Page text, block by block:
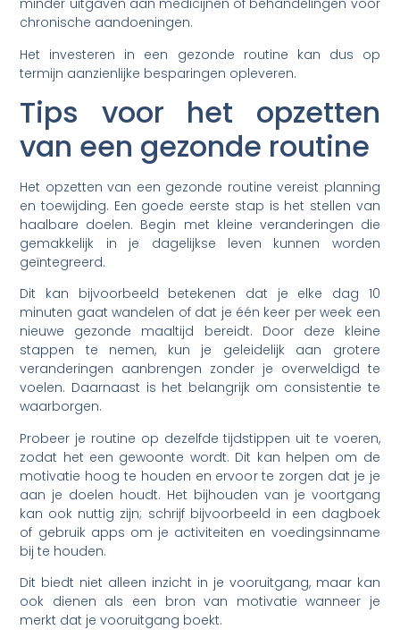
minder uitgaven aan medicijnen of behandelingen voor
chronische aandoeningen.
Het investeren in een gezonde routine kan dus op
termijn aanzienlijke besparingen opleveren.
Tips voor het opzetten
van een gezonde routine
Het opzetten van een gezonde routine vereist planning
en toewijding. Een goede eerste stap is het stellen van
haalbare doelen. Begin met kleine veranderingen die
gemakkelijk in je dagelijkse leven kunnen worden
geïntegreerd.
Dit kan bijvoorbeeld betekenen dat je elke dag 10
minuten gaat wandelen of dat je één keer per week een
nieuwe gezonde maaltijd bereidt. Door deze kleine
stappen te nemen, kun je geleidelijk aan grotere
veranderingen aanbrengen zonder je overweldigd te
voelen. Daarnaast is het belangrijk om consistentie te
waarborgen.
Probeer je routine op dezelfde tijdstippen uit te voeren,
zodat het een gewoonte wordt. Dit kan helpen om de
motivatie hoog te houden en ervoor te zorgen dat je je
aan je doelen houdt. Het bijhouden van je voortgang
kan ook nuttig zijn; schrijf bijvoorbeeld in een dagboek
of gebruik apps om je activiteiten en voedingsinname
bij te houden.
Dit biedt niet alleen inzicht in je vooruitgang, maar kan
ook dienen als een bron van motivatie wanneer je
merkt dat je vooruitgang boekt.